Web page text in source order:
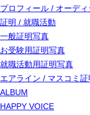
プロフィール / オーディ
証明 / 就職活動
一般証明写真
お受験用証明写真
就職活動用証明写真
エアライン / マスコミ
ALBUM
HAPPY VOICE